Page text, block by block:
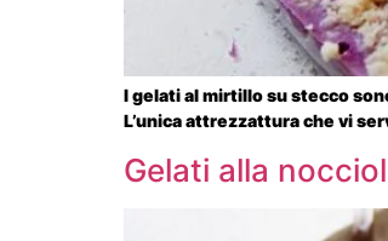
I gelati al mirtillo su stecco
L’unica attrezzattura che vi
Gelati alla